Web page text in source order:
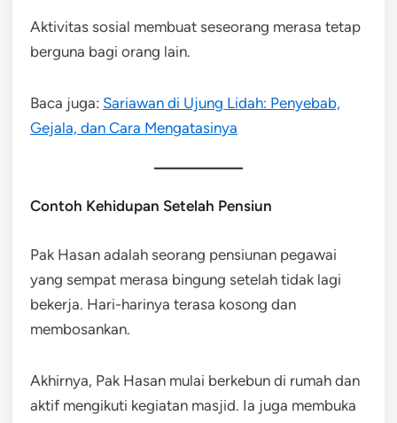
Aktivitas sosial membuat seseorang merasa tetap
berguna bagi orang lain.
Baca juga: Sariawan di Ujung Lidah: Penyebab,
Gejala, dan Cara Mengatasinya
Contoh Kehidupan Setelah Pensiun
Pak Hasan adalah seorang pensiunan pegawai
yang sempat merasa bingung setelah tidak lagi
bekerja. Hari-harinya terasa kosong dan
membosankan.
Akhirnya, Pak Hasan mulai berkebun di rumah dan
aktif mengikuti kegiatan masjid. Ia juga membuka